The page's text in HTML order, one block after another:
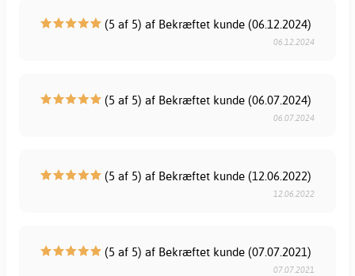
(5 af 5) af Bekræftet kunde (06.12.2024)
06.12.2024
(5 af 5) af Bekræftet kunde (06.07.2024)
06.07.2024
(5 af 5) af Bekræftet kunde (12.06.2022)
12.06.2022
(5 af 5) af Bekræftet kunde (07.07.2021)
07.07.2021